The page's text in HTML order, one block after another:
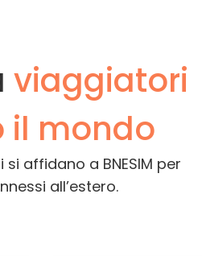
viaggiatori
il mondo
affidano a BNESIM per
all’estero.